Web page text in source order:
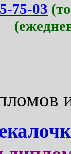
75-03
и